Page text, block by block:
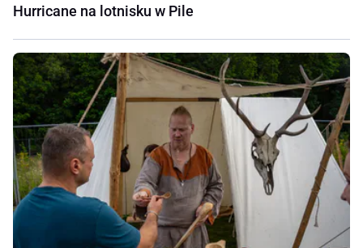
Hurricane na lotnisku w Pile